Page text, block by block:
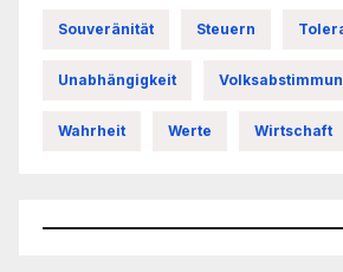
Souveränität Steuern
Unabhängigkeit
Wahrheit Werte Wirtschaft